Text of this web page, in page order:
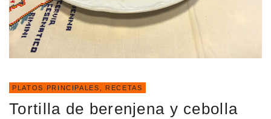
PLATOS PRINCIPALES , RECETAS
Tortilla de berenjena y cebolla